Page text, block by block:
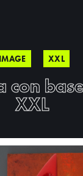
IMAGE XXL
con
XXL